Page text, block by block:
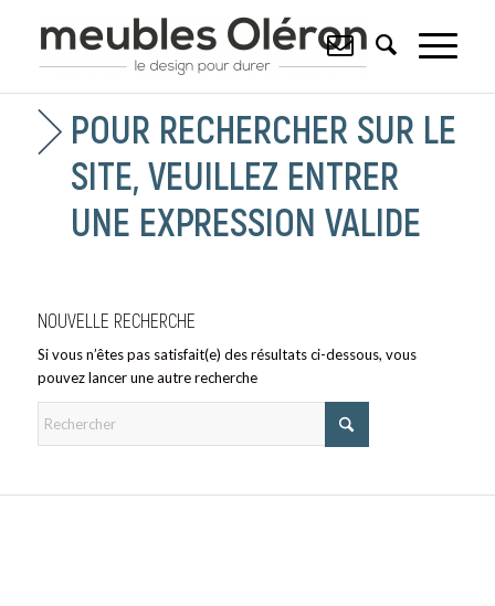
POUR RECHERCHER SUR LE
SITE, VEUILLEZ ENTRER
UNE EXPRESSION VALIDE
NOUVELLE RECHERCHE
Si vous n’êtes pas satisfait(e) des résultats ci-dessous, vous
pouvez lancer une autre recherche